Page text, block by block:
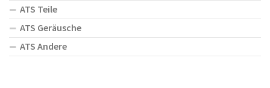
ATS Teile
ATS Geräusche
ATS Andere